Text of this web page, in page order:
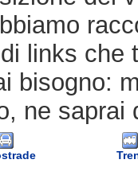
links che
bisogno:
ne saprai